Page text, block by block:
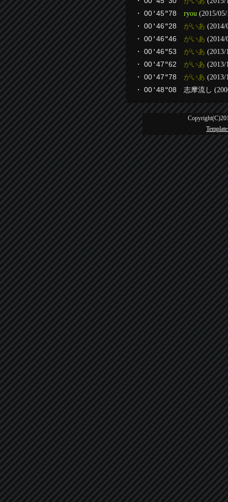
・ 00'45"78 ryou (2015/
・ 00'46"28 がいあ
・ 00'46"46 がいあ
・ 00'46"53 がいあ
・ 00'47"62 がいあ
・ 00'47"78 がいあ
・ 00'48"08 志摩流し